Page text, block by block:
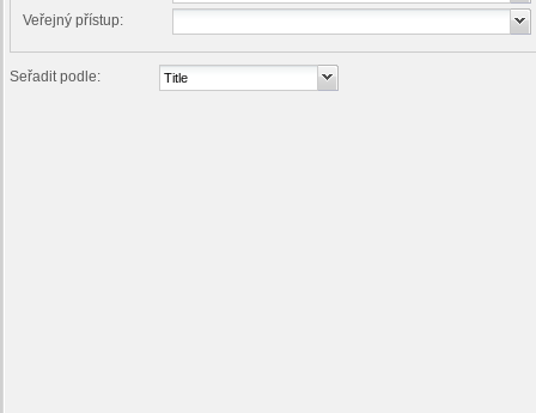
Veřejný přístup:
Seřadit podle: